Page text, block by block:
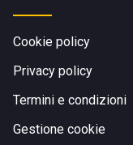
Cookie policy
Privacy policy
Termini e condizioni
Gestione cookie